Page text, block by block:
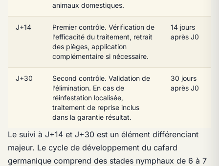
animaux domestiques.
J+14
Premier contrôle. Vérification de
l’efficacité du traitement, retrait
des pièges, application
complémentaire si nécessaire.
14 jours
après J0
J+30
Second contrôle. Validation de
l’élimination. En cas de
réinfestation localisée,
traitement de reprise inclus
dans la garantie résultat.
30 jours
après J0
Le suivi à J+14 et J+30 est un élément différenciant
majeur. Le cycle de développement du cafard
germanique comprend des stades nymphaux de 6 à 7